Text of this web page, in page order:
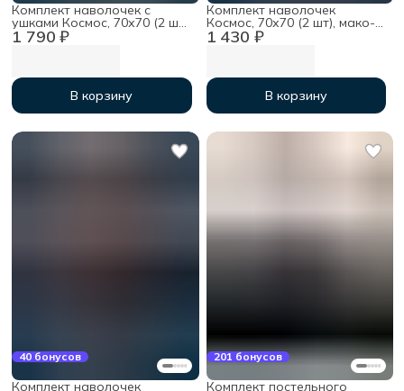
1 790 ₽
Комплект наволочек с
ушками Космос, 70х70 (2 шт),
мако-сатин
В корзину
1 430 ₽
Комплект наволочек
Космос, 70х70 (2 шт), мако-
сатин
В корзину
40 бонусов
Комплект наволочек
201 бонусов
Комплект постельного